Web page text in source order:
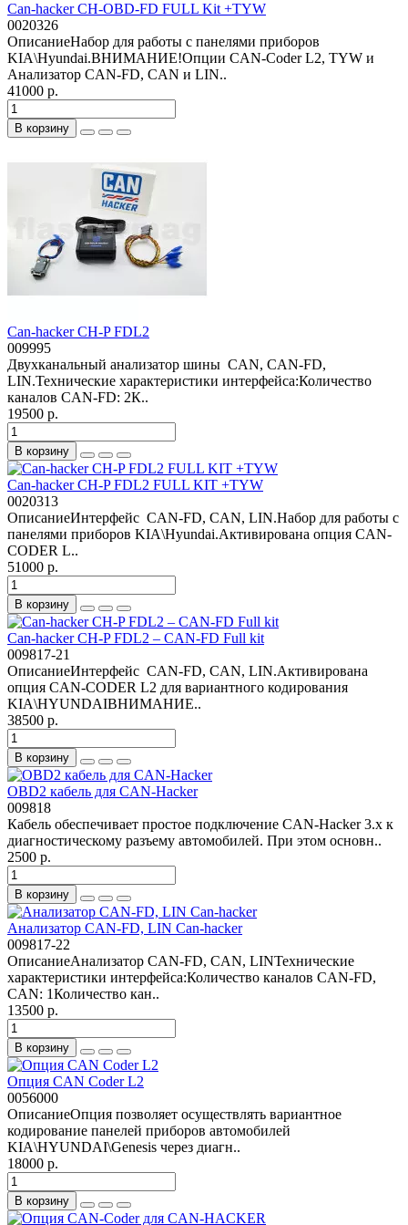
Can-hacker CH-OBD-FD FULL Kit +TYW
0020326
ОписаниеНабор для работы с панелями приборов
KIA\Hyundai.ВНИМАНИЕ!Опции CAN-Coder L2, TYW и
Анализатор CAN-FD, CAN и LIN..
41000 р.
В корзину
Can-hacker CH-P FDL2
009995
Двухканальный анализатор шины CAN, CAN-FD,
LIN.Технические характеристики интерфейса:Количество
каналов CAN-FD: 2К..
19500 р.
В корзину
Can-hacker CH-P FDL2 FULL KIT +TYW
0020313
ОписаниеИнтерфейс CAN-FD, CAN, LIN.Набор для работы с
панелями приборов KIA\Hyundai.Активирована опция CAN-
CODER L..
51000 р.
В корзину
Can-hacker CH-P FDL2 – CAN-FD Full kit
009817-21
ОписаниеИнтерфейс CAN-FD, CAN, LIN.Активирована
опция CAN-CODER L2 для вариантного кодирования
KIA\HYUNDAIВНИМАНИЕ..
38500 р.
В корзину
OBD2 кабель для CAN-Hacker
009818
Кабель обеспечивает простое подключение CAN-Hacker 3.x к
диагностическому разъему автомобилей. При этом основн..
2500 р.
В корзину
Анализатор CAN-FD, LIN Can-hacker
009817-22
ОписаниеАнализатор CAN-FD, CAN, LINТехнические
характеристики интерфейса:Количество каналов CAN-FD,
CAN: 1Количество кан..
13500 р.
В корзину
Опция CAN Coder L2
0056000
ОписаниеОпция позволяет осуществлять вариантное
кодирование панелей приборов автомобилей
KIA\HYUNDAI\Genesis через диагн..
18000 р.
В корзину